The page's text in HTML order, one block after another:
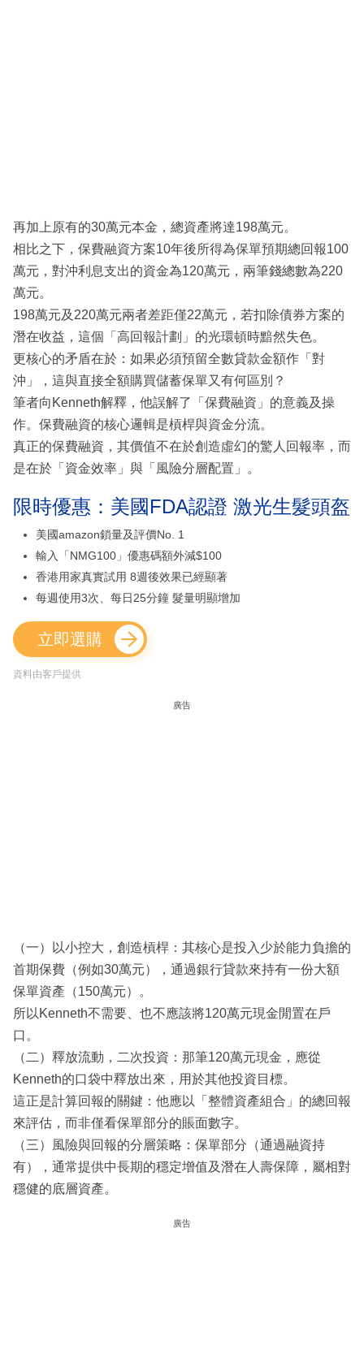
再加上原有的30萬元本金，總資產將達198萬元。
相比之下，保費融資方案10年後所得為保單預期總回報100
萬元，對沖利息支出的資金為120萬元，兩筆錢總數為220
萬元。
198萬元及220萬元兩者差距僅22萬元，若扣除債券方案的
潛在收益，這個「高回報計劃」的光環頓時黯然失色。
更核心的矛盾在於：如果必須預留全數貸款金額作「對
沖」，這與直接全額購買儲蓄保單又有何區別？
筆者向Kenneth解釋，他誤解了「保費融資」的意義及操
作。保費融資的核心邏輯是槓桿與資金分流。
真正的保費融資，其價值不在於創造虛幻的驚人回報率，而
是在於「資金效率」與「風險分層配置」。
限時優惠：美國FDA認證 激光生髮頭盔
美國amazon鎖量及評價No. 1
輸入「NMG100」優惠碼額外減$100
香港用家真實試用 8週後效果已經顯著
每週使用3次、每日25分鐘 髮量明顯增加
立即選購
資料由客戶提供
廣告
（一）以小控大，創造槓桿：其核心是投入少於能力負擔的
首期保費（例如30萬元），通過銀行貸款來持有一份大額
保單資產（150萬元）。
所以Kenneth不需要、也不應該將120萬元現金閒置在戶
口。
（二）釋放流動，二次投資：那筆120萬元現金，應從
Kenneth的口袋中釋放出來，用於其他投資目標。
這正是計算回報的關鍵：他應以「整體資產組合」的總回報
來評估，而非僅看保單部分的賬面數字。
（三）風險與回報的分層策略：保單部分（通過融資持
有），通常提供中長期的穩定增值及潛在人壽保障，屬相對
穩健的底層資產。
廣告